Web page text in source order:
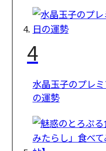
4
水晶玉子のプレ
の運勢